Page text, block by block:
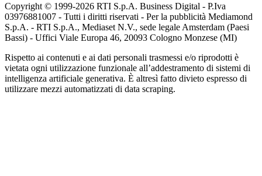
Copyright © 1999-2026 RTI S.p.A. Business Digital - P.Iva
03976881007 - Tutti i diritti riservati - Per la pubblicità Mediamond
S.p.A. - RTI S.p.A., Mediaset N.V., sede legale Amsterdam (Paesi
Bassi) - Uffici Viale Europa 46, 20093 Cologno Monzese (MI)
Rispetto ai contenuti e ai dati personali trasmessi e/o riprodotti è
vietata ogni utilizzazione funzionale all’addestramento di sistemi di
intelligenza artificiale generativa. È altresì fatto divieto espresso di
utilizzare mezzi automatizzati di data scraping.